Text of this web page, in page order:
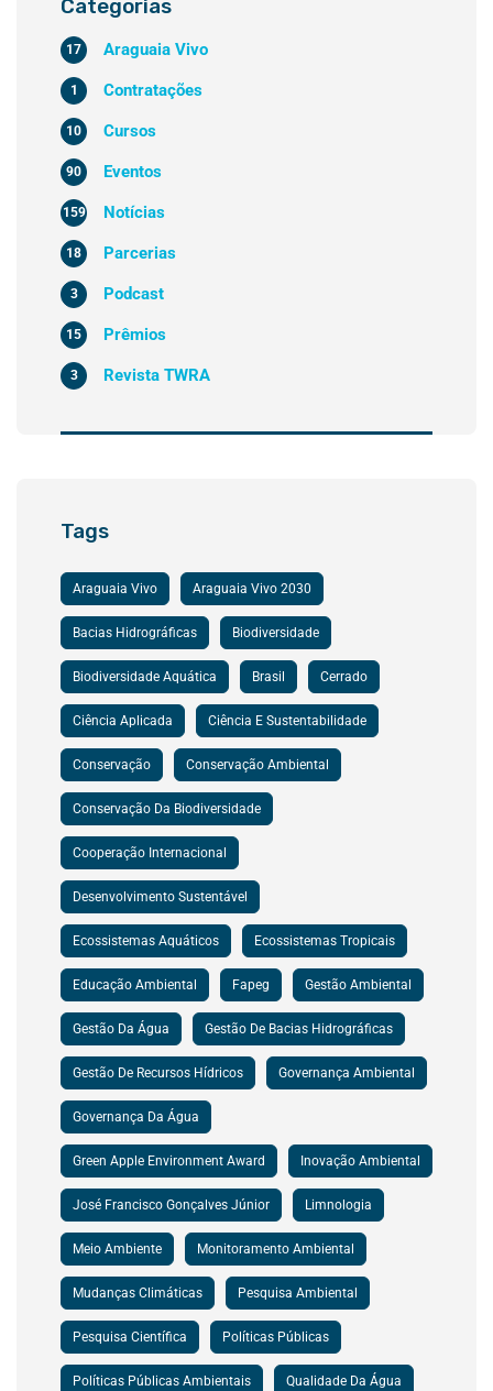
Categorias
Araguaia Vivo
17
Contratações
1
Cursos
10
Eventos
90
Notícias
159
Parcerias
18
Podcast
3
Prêmios
15
Revista TWRA
3
Tags
Araguaia Vivo Araguaia Vivo 2030
Bacias Hidrográficas Biodiversidade
Biodiversidade Aquática Brasil Cerrado
Ciência Aplicada Ciência E Sustentabilidade
Conservação Conservação Ambiental
Conservação Da Biodiversidade
Cooperação Internacional
Desenvolvimento Sustentável
Ecossistemas Aquáticos Ecossistemas Tropicais
Educação Ambiental Fapeg Gestão Ambiental
Gestão Da Água Gestão De Bacias Hidrográficas
Gestão De Recursos Hídricos Governança Ambiental
Governança Da Água
Green Apple Environment Award Inovação Ambiental
José Francisco Gonçalves Júnior Limnologia
Meio Ambiente Monitoramento Ambiental
Mudanças Climáticas Pesquisa Ambiental
Pesquisa Científica Políticas Públicas
Políticas Públicas Ambientais Qualidade Da Água